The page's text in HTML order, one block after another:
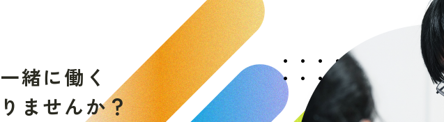
一緒に働 く
り ませんか？